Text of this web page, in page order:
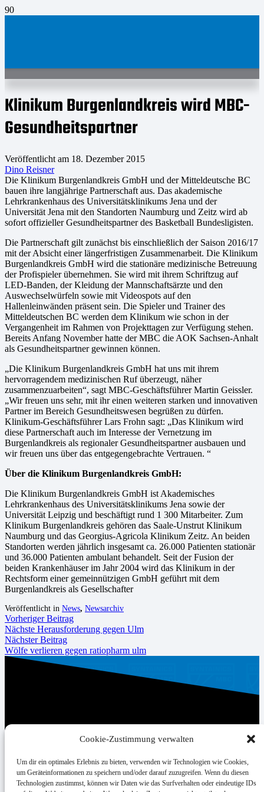
Cookie-Zustimmung verwalten
Um dir ein optimales Erlebnis zu bieten, verwenden wir Technologien wie Cookies,
um Geräteinformationen zu speichern und/oder darauf zuzugreifen. Wenn du diesen
Technologien zustimmst, können wir Daten wie das Surfverhalten oder eindeutige IDs
Klinikum Burgenlandkreis wird MBC-
Gesundheitspartner
Veröffentlicht am 18. Dezember 2015
Dino Reisner
Die Klinikum Burgenlandkreis GmbH und der Mitteldeutsche BC
bauen ihre langjährige Partnerschaft aus. Das akademische
Lehrkrankenhaus des Universitätsklinikums Jena und der
Universität Jena mit den Standorten Naumburg und Zeitz wird ab
sofort offizieller Gesundheitspartner des Basketball Bundesligisten.
Die Partnerschaft gilt zunächst bis einschließlich der Saison 2016/17
mit der Absicht einer längerfristigen Zusammenarbeit. Die Klinikum
Burgenlandkreis GmbH wird die stationäre medizinische Betreuung
der Profispieler übernehmen. Sie wird mit ihrem Schriftzug auf
LED-Banden, der Kleidung der Mannschaftsärzte und den
Auswechselwürfeln sowie mit Videospots auf den
Hallenleinwänden präsent sein. Die Spieler und Trainer des
Mitteldeutschen BC werden dem Klinikum wie schon in der
Vergangenheit im Rahmen von Projekttagen zur Verfügung stehen.
Bereits Anfang November hatte der MBC die AOK Sachsen-Anhalt
als Gesundheitspartner gewinnen können.
„Die Klinikum Burgenlandkreis GmbH hat uns mit ihrem
hervorragendem medizinischen Ruf überzeugt, näher
zusammenzuarbeiten“, sagt MBC-Geschäftsführer Martin Geissler.
„Wir freuen uns sehr, mit ihr einen weiteren starken und innovativen
Partner im Bereich Gesundheitswesen begrüßen zu dürfen.
Klinikum-Geschäftsführer Lars Frohn sagt: „Das Klinikum wird
diese Partnerschaft auch im Interesse der Vernetzung im
Burgenlandkreis als regionaler Gesundheitspartner ausbauen und
wir freuen uns über das entgegengebrachte Vertrauen. “
Über die Klinikum Burgenlandkreis GmbH:
Die Klinikum Burgenlandkreis GmbH ist Akademisches
Lehrkrankenhaus des Universitätsklinikums Jena sowie der
Universität Leipzig und beschäftigt rund 1 300 Mitarbeiter. Zum
Klinikum Burgenlandkreis gehören das Saale-Unstrut Klinikum
Naumburg und das Georgius-Agricola Klinikum Zeitz. An beiden
Standorten werden jährlich insgesamt ca. 26.000 Patienten stationär
und 36.000 Patienten ambulant behandelt. Seit der Fusion der
beiden Krankenhäuser im Jahr 2004 wird das Klinikum in der
Rechtsform einer gemeinnützigen GmbH geführt mit dem
Burgenlandkreis als Gesellschafter
Veröffentlicht in News, Newsarchiv
Vorheriger Beitrag
Nächste Herausforderung gegen Ulm
Nächster Beitrag
Wölfe verlieren gegen ratiopharm ulm
UNSER HAUPTSPONSOR